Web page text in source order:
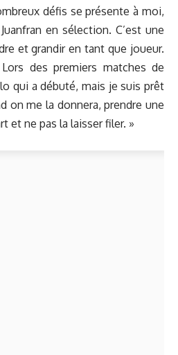
défis se présente à moi,
en sélection. C’est une
et grandir en tant que joueur.
des premiers matches de
qui a débuté, mais je suis prêt
on me la donnera, prendre une
et ne pas la laisser filer. »